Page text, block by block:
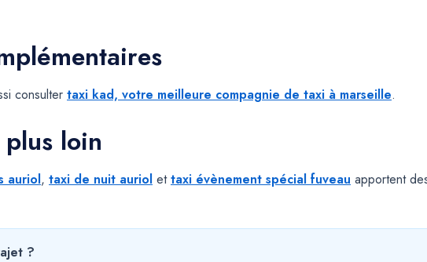
consulter taxi kad, votre meilleure compagnie de taxi à marseille.
loin
auriol, taxi de nuit auriol ettaxi évènement spécial fuveau apportent
?